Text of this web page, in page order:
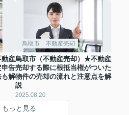
産
申告
も解
鳥取市 不動産売却
鳥取市（不動産売却）★不動産
売却する際に根抵当権がついた
物件の売却の流れと注意点を解
説
2025.08.20
もっと見る